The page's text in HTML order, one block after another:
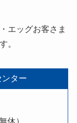
エッグお客さま
。
ター